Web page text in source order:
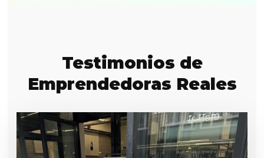
Testimonios de
Emprendedoras Reales